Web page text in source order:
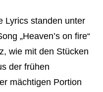
Lyrics standen unter
„Heaven’s on fire“
wie mit den Stücken
der frühen
mächtigen Portion